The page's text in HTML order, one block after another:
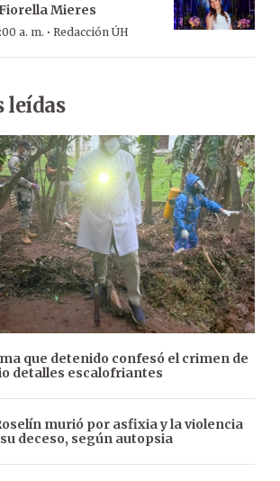
Mieres
a. m. · Redacción ÚH
leídas
que detenido confesó el crimen de
detalles escalofriantes
murió por asfixia y la violencia
deceso, según autopsia